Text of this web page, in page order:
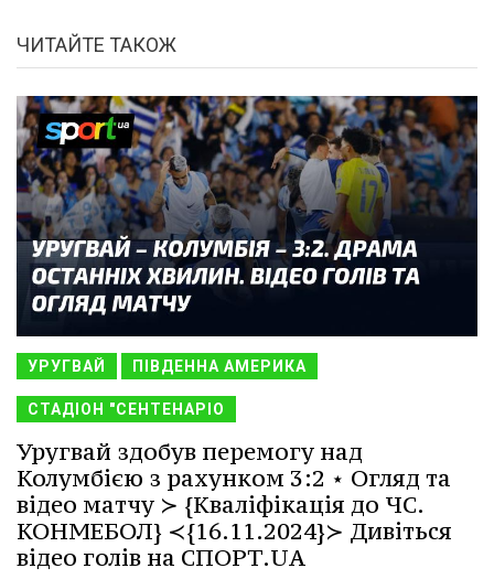
ЧИТАЙТЕ ТАКОЖ
УРУГВАЙ ПІВДЕННА АМЕРИКА
СТАДІОН "СЕНТЕНАРІО
Уругвай здобув перемогу над
Колумбією з рахунком 3:2 ⋆ Огляд та
відео матчу ≻ {Кваліфікація до ЧС.
КОНМЕБОЛ} ≺{16.11.2024}≻ Дивіться
відео голів на СПОРТ.UA